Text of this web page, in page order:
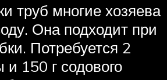
труб многие хозяева
Она подходит при
Потребуется 2
и 150 г содового